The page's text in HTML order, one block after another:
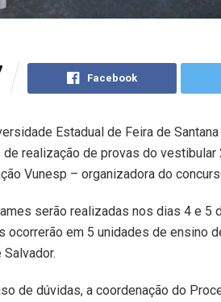
Facebook
Estadual de Feira de
de realização de provas do
Vunesp – organizadora do
serão realizadas nos dias 4 e 5
ocorrerão em 5 unidades de ensino
Salvador.
de dúvidas, a coordenação do